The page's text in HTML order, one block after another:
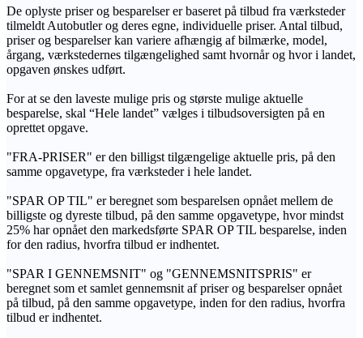
De oplyste priser og besparelser er baseret på tilbud fra værksteder
tilmeldt Autobutler og deres egne, individuelle priser. Antal tilbud,
priser og besparelser kan variere afhængig af bilmærke, model,
årgang, værkstedernes tilgængelighed samt hvornår og hvor i landet,
opgaven ønskes udført.
For at se den laveste mulige pris og største mulige aktuelle
besparelse, skal “Hele landet” vælges i tilbudsoversigten på en
oprettet opgave.
"FRA-PRISER" er den billigst tilgængelige aktuelle pris, på den
samme opgavetype, fra værksteder i hele landet.
"SPAR OP TIL" er beregnet som besparelsen opnået mellem de
billigste og dyreste tilbud, på den samme opgavetype, hvor mindst
25% har opnået den markedsførte SPAR OP TIL besparelse, inden
for den radius, hvorfra tilbud er indhentet.
"SPAR I GENNEMSNIT" og "GENNEMSNITSPRIS" er
beregnet som et samlet gennemsnit af priser og besparelser opnået
på tilbud, på den samme opgavetype, inden for den radius, hvorfra
tilbud er indhentet.